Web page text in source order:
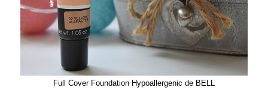
Full Cover Foundation Hypoallergenic de BELL